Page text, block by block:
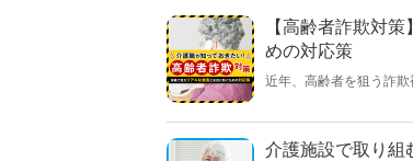
【高齢者詐欺対
めの対応策
近年、高齢者を狙う詐
欺の実態と、利用者の
介護施設で取り組